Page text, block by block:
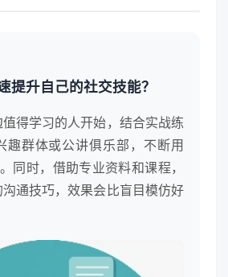
提升自己的社交技能？
得学习的人开始，结合实战练
趣群体或公讲俱乐部，不断用
同时，借助专业资料和课程，
通技巧，效果会比盲目模仿好